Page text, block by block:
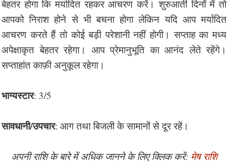
बेहतर होगा कि मर्यादित रहकर आचरण करें। शुरुआती दिनों में तो
आपको निराश होने से भी बचना होगा लेकिन यदि आप मर्यादित
आचरण करते हैं तो कोई बड़ी परेशानी नहीं होगी। सप्ताह का मध्य
अपेक्षाकृत बेहतर रहेगा। आप प्रेमानुभूति का आनंद लेते रहेंगे।
सप्ताहांत काफ़ी अनुकूल रहेगा।
भाग्यस्टार: 3/5
सावधानी/उपचार: आग तथा बिजली के सामानों से दूर रहें।
अपनी राशि के बारे में अधिक जानने के लिए क्लिक करें: मेष राशि